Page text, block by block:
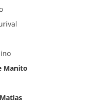
Manito